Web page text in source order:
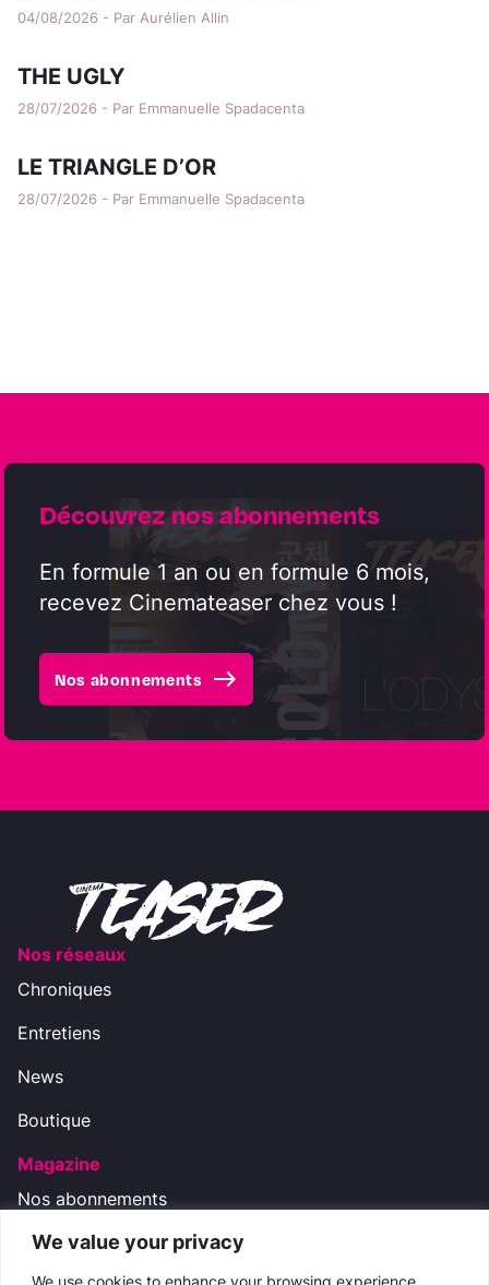
We value your privacy
We use cookies to enhance your browsing experience,
04/08/2026 - Par Aurélien Allin
THE UGLY
28/07/2026 - Par Emmanuelle Spadacenta
LE TRIANGLE D’OR
28/07/2026 - Par Emmanuelle Spadacenta
Découvrez nos abonnements
En formule 1 an ou en formule 6 mois,
recevez Cinemateaser chez vous !
Nos abonnements east
Nos réseaux
Chroniques
Entretiens
News
Boutique
Magazine
Nos abonnements
Nos réseaux